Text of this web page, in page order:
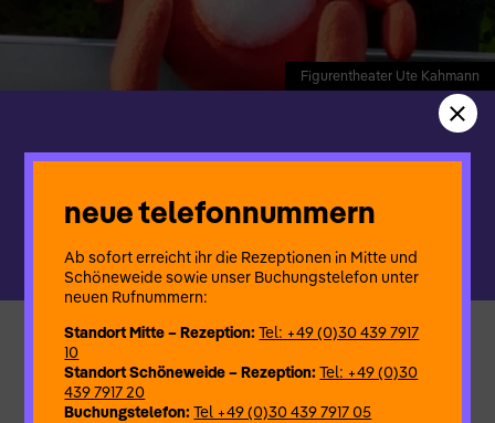
Figurentheater Ute Kahmann
Figurentheater Ute Kahmann
EINE PARTY FÜR DEN FUCHS
Inszenierung mit einem Lastenrad, einer Biologin und
Wildtieren.
„Papa, was ist eine Party?“, fragt der kleine Fuchs seinen Vater.
neue telefonnummern
Ab sofort erreicht ihr die Rezeptionen in Mitte und
Schöneweide sowie unser Buchungstelefon unter
neuen Rufnummern:
Standort Mitte – Rezeption:Tel: +49 (0)30 439 7917
10
Standort Schöneweide – Rezeption:Tel: +49 (0)30
439 7917 20
Buchungstelefon:Tel +49 (0)30 439 7917 05